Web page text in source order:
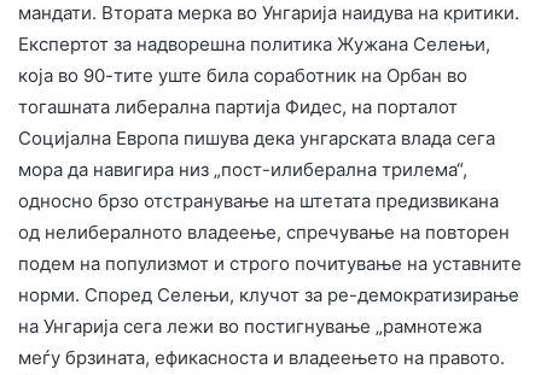
мандати. Втората мерка во Унгарија наидува на критики.
Експертот за надворешна политика Жужана Селењи,
која во 90-тите уште била соработник на Орбан во
тогашната либерална партија Фидес, на порталот
Социјална Европа пишува дека унгарската влада сега
мора да навигира низ „пост-илиберална трилема“,
односно брзо отстранување на штетата предизвикана
од нелибералното владеење, спречување на повторен
подем на популизмот и строго почитување на уставните
норми. Според Селењи, клучот за ре-демократизирање
на Унгарија сега лежи во постигнување „рамнотежа
меѓу брзината, ефикасноста и владеењето на правото.